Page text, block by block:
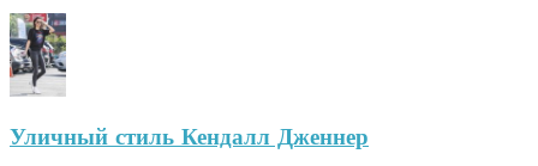
Уличный стиль Кендалл Дженнер